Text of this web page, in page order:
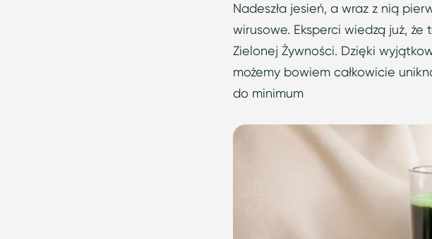
Nadeszła jesień, a wraz z nią
wirusowe. Eksperci wiedzą już, że
Zielonej Żywności. Dzięki
możemy bowiem całkowicie
do minimum